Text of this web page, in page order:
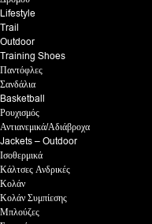
Lifestyle
Trail
Outdoor
Training Shoes
Παντόφλες
Σανδάλια
Basketball
Ρουχισμός
Αντιανεμικά/Αδιάβροχα
Jackets – Outdoor
Ισοθερμικά
Κάλτσες Ανδρικές
Κολάν
Κολάν Συμπίεσης
Μπλούζες